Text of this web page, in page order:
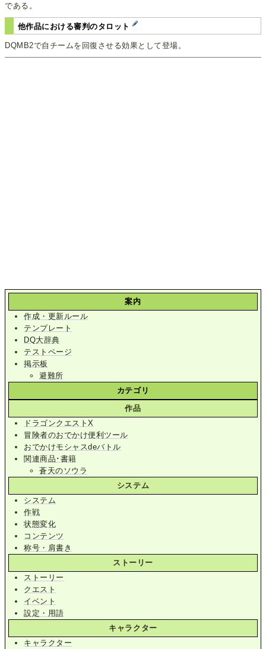
である。
他作品における審判のタロット
DQMB2で自チームを回復させる効果として登場。
案内
作成・更新ルール
テンプレート
DQ大辞典
テストページ
掲示板
避難所
カテゴリ
作品
ドラゴンクエストX
冒険者のおでかけ便利ツール
おでかけモシャスdeバトル
関連商品･書籍
蒼天のソウラ
システム
システム
作戦
状態変化
コンテンツ
称号・肩書き
ストーリー
ストーリー
クエスト
イベント
設定・用語
キャラクター
キャラクター